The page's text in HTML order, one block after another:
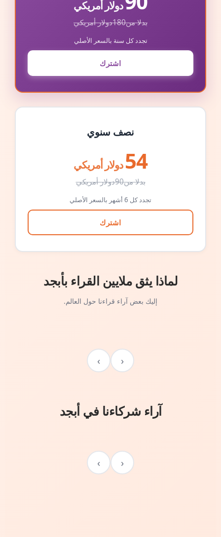
دولار أمريكي
بدلا من180دولار أمريكي
تجدد كل سنة بالسعر الأصلي
اشترك
نصف سنوي
54 دولار أمريكي
بدلا من90دولار أمريكي
تجدد كل 6 أشهر بالسعر الأصلي
اشترك
لماذا يثق ملايين القراء بأبجد
إليك بعض آراء قراءنا حول العالم.
‹
›
آراء شركاءنا في أبجد
‹
›